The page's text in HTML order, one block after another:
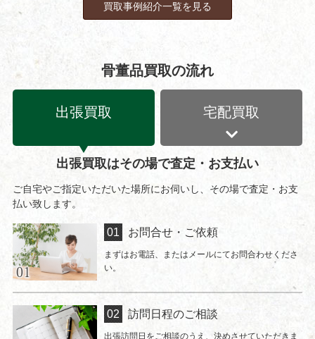
買取事例紹介一覧を見る
骨董品買取の流れ
出張買取 宅配買取
出張買取はその場で査定・お支払い
ご自宅やご指定いただいた場所にお伺いし、その場で査定・お支
払い致します。
お問合せ・ご依頼
まずはお電話、またはメールにてお問合わせくださ
い。
訪問日程のご相談
出張訪問日をご相談のうえ、決めさせていただきま